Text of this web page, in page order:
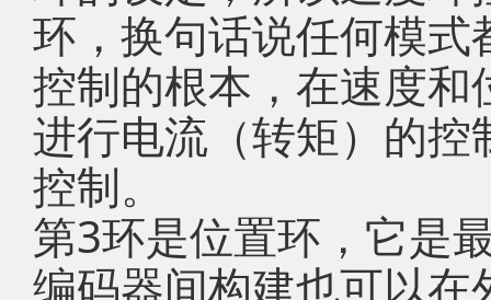
环，换句话说任何模
控制的根本，在速度
进行电流（转矩）的
控制。
第3环是位置环，它是
编码器间构建也可以